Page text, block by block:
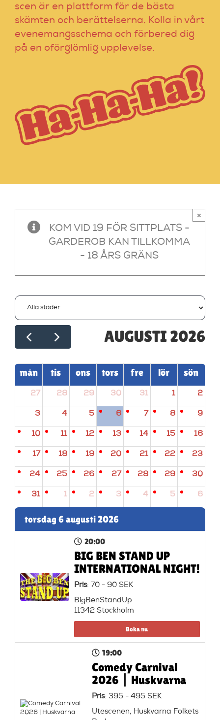
scen är en plattform för de bästa
skämten och berättelserna. Kolla in vårt
evenemangsschema och förbered dig
på en oförglömlig upplevelse.
KOM VID 19 FÖR SITTPLATS -
GARDEROB KAN TILLKOMMA
- 18 ÅRS GRÄNS
×
AUGUSTI 2026
mån tis ons tors fre lör sön
27 28 29 30 31 1 2
3 4 5 6 7 8 9
10 11 12 13 14 15 16
17 18 19 20 21 22 23
24 25 26 27 28 29 30
31 1 2 3 4 5 6
torsdag 6 augusti 2026
20:00
BIG BEN STAND UP
INTERNATIONAL NIGHT!
Pris: 70 - 90 SEK
BigBenStandUp
11342 Stockholm
Boka nu
19:00
Comedy Carnival
2026 | Huskvarna
Pris: 395 - 495 SEK
Utescenen, Huskvarna Folkets